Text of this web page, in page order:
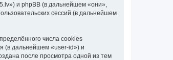
и phpBB (в дальнейшем «они»,
сессий (в дальнейшем
числа cookies
(в дальнейшем «user-id») и
после просмотра одной из тем